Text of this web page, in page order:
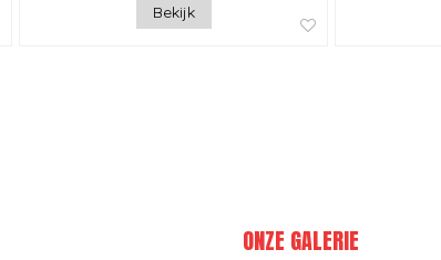
Bekijk
ONZE GALERIE